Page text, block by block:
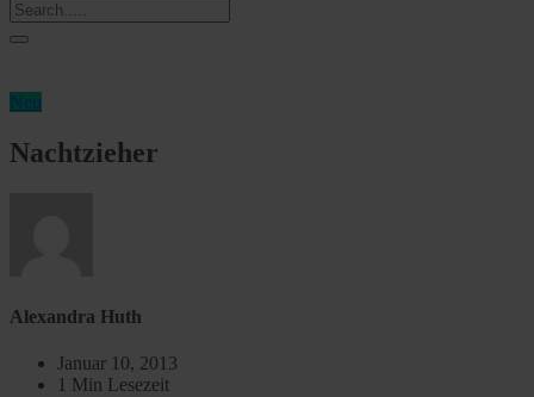
Nachtzieher
Alexandra Huth
Januar 10, 2013
1 Min Lesezeit